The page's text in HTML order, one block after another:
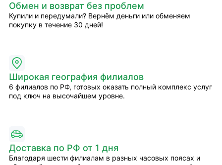
Обмен и возврат без проблем
Купили и передумали? Вернём деньги или обменяем
покупку в течение 30 дней!
Широкая география филиалов
6 филиалов по РФ, готовых оказать полный комплекс услуг
под ключ на высочайшем уровне.
Доставка по РФ от 1 дня
Благодаря шести филиалам в разных часовых поясах и